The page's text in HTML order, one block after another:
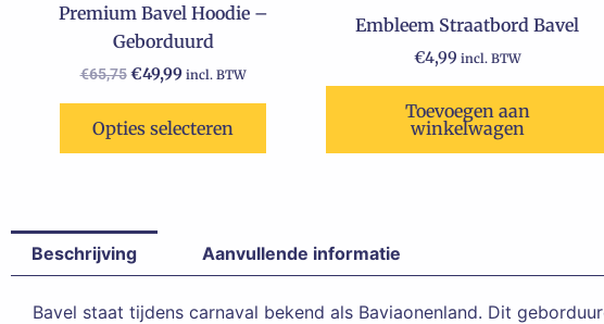
Premium Bavel Hoodie –
Geborduurd
€65,75 €49,99 incl. BTW
Opties selecteren
de
productpagina
Embleem Straatbord Bavel
€4,99 incl. BTW
Toevoegen aan
winkelwagen
Beschrijving Aanvullende informatie
Bavel staat tijdens carnaval bekend als Baviaonenland. Dit